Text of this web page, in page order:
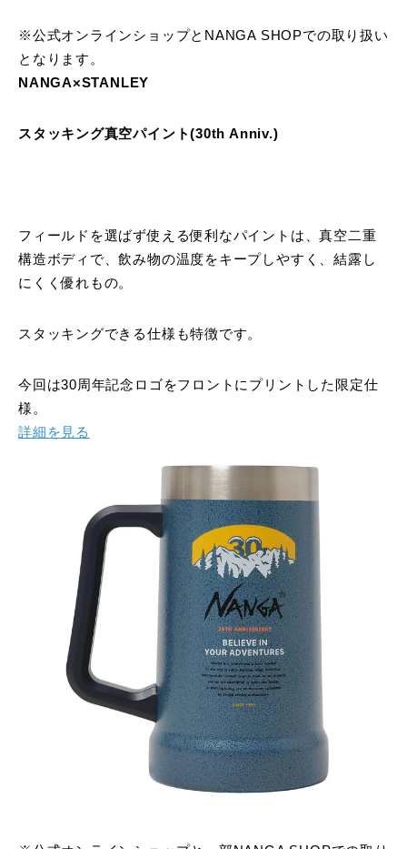
※公式オンラインショップとNANGA SHOPでの取り扱い
となります。
NANGA×STANLEY
スタッキング真空パイント(30th Anniv.)
フィールドを選ばず使える便利なパイントは、真空二重
構造ボディで、飲み物の温度をキープしやすく、結露し
にくく優れもの。
スタッキングできる仕様も特徴です。
今回は30周年記念ロゴをフロントにプリントした限定仕
様。
詳細を見る